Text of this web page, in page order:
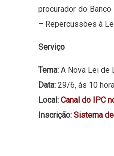
procurador do
– Repercussões à
Serviço
Tema: A Nova Lei de
Data: 29/6, às 10
Local: Canal do IPC
Inscrição: Sistema